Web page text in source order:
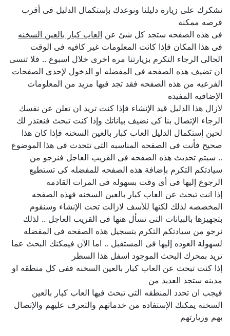
نشكرك على زيارة دليلنا ونوعدك بإستكمال الدليل فى أقرب
فرصه ممكنه
فى هذه الصفحه ستجد كل شئ عنالعاب كبار بالعين السخنه
فى هذا المكان فإذا كانت المعلومات غير كافيه فى الوقت
الحالى الرجاء التكرم بزيارتنا مره اخرى خلال اسبوع .. فلا تنسى
ان تضيف هذه الصفحه فى المفضله او الدخول لإحدى الصفحات
الفرعيه من هذه الصفحه فقد تجد فيها مزيد من المعلومات
الإضافيه المفيده
لازال هذا الدليل قيد الإنشاء فإذا كنت تريد ان تعلن عن نفسك
الرجاء الإتصال بنا كى نضيف بياناتك وإذا كنت تبحث فنعتذر لك
لحين إستكمال الدليل العاب كبار بالعين السخنه فإذا كان هذا
صحيح فأنت فى الصفحه المناسبه التى تتحدث فى هذا الموضوع
.. سيتم تحديث هذه الصفحه فى القريب العاجل فنرجو من
سيادتكم التكرم بإضافة هذه الصفحه للمفضله كى تستطيع
الرجوع إليها فى أى وقت بسهوله فى المرات القادمه
إذا انت تبحث عن العاب كبار بالعين السخنه فهذه الصفحه
المخصصه لذلك لكنها للأسف لازالت تحت الإنشاء وسنقوم
بتجهيزها بالبيانات التى تسأل هنها فى القريب العاجل .. لذلك
نرجو من سيادتكم التكرم بتسجيل هذه الصفحه فى المفضله
لسهولة العوده إليها فى المستقبل .. اما الآن فيمكنك البحث عما
تريد بمحرك البحث الموجود اسفل هذا السطر
إذا كنت تبحث عن العاب كبار بالعين السخنه ففى كل منطقه او
مدينه ستجد العديد من
فيجب ان تحدد المنطقه التى تبحث فيها العاب كبار بالعين
السخنه يمكنك الإستفاده من خدماتهم والتعرف عليهم والإتصال
بهم وزيارتهم